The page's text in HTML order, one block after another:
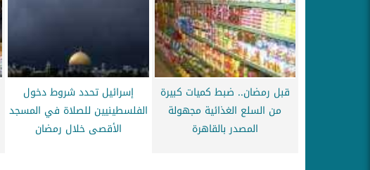
قبل رمضان.. ضبط كميات كبيرة
من السلع الغذائية مجهولة
المصدر بالقاهرة
إسرائيل تحدد شروط دخول
الفلسطينيين للصلاة في المسجد
الأقصى خلال رمضان